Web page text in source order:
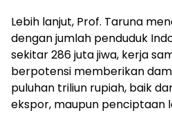
Lebih lanjut, Prof. Taruna
dengan jumlah penduduk
sekitar 286 juta jiwa, kerja
berpotensi memberikan
puluhan triliun rupiah, baik
ekspor, maupun penciptaan